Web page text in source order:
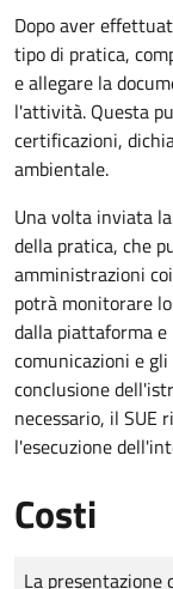
Dopo aver
tipo di pratica,
e allegare la
l'attività. Questa
certificazioni,
ambientale.
Una volta inviata
della pratica, che
amministrazioni
potrà monitorare
dalla piattaforma
comunicazioni e
conclusione
necessario, il SUE
l'esecuzione
Costi
Tipo di pagamento
Importo
La presentazione